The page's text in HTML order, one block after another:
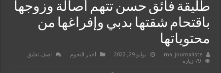
طليقة فائق حسن تتهم أصالة وزوجها
باقتحام شقتها بدبي وإفراغها من
محتوياتها
ma_journaliste يوليو 29, 2022 أخبار النجوم
اضف تعليق
79 زيارة